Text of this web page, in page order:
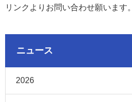
リンクよりお問い合わせ願います。
ニュース
2026